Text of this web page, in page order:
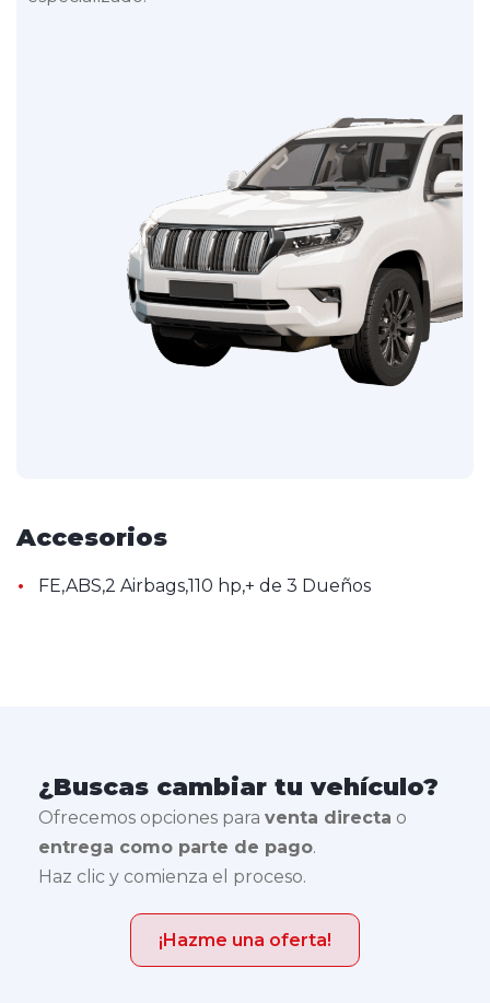
Accesorios
• FE,ABS,2 Airbags,110 hp,+ de 3 Dueños
¿Buscas cambiar tu vehículo?
Ofrecemos opciones para venta directa o
entrega como parte de pago.
Haz clic y comienza el proceso.
¡Hazme una oferta!